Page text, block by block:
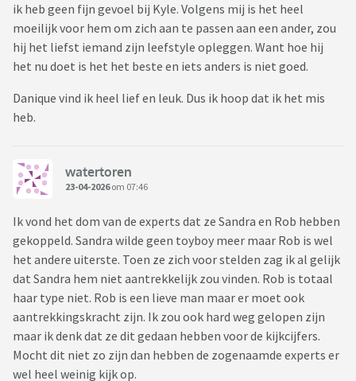
ik heb geen fijn gevoel bij Kyle. Volgens mij is het heel
moeilijk voor hem om zich aan te passen aan een ander, zou
hij het liefst iemand zijn leefstyle opleggen. Want hoe hij
het nu doet is het het beste en iets anders is niet goed.
Danique vind ik heel lief en leuk. Dus ik hoop dat ik het mis
heb.
watertoren
23-04-2026om 07:46
Ik vond het dom van de experts dat ze Sandra en Rob hebben
gekoppeld. Sandra wilde geen toyboy meer maar Rob is wel
het andere uiterste. Toen ze zich voor stelden zag ik al gelijk
dat Sandra hem niet aantrekkelijk zou vinden. Rob is totaal
haar type niet. Rob is een lieve man maar er moet ook
aantrekkingskracht zijn. Ik zou ook hard weg gelopen zijn
maar ik denk dat ze dit gedaan hebben voor de kijkcijfers.
Mocht dit niet zo zijn dan hebben de zogenaamde experts er
wel heel weinig kijk op.